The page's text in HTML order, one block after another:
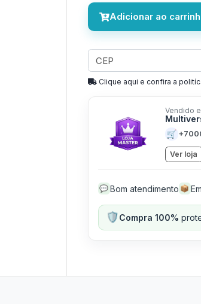
Adicionar ao
Clique aqui e confira a
Vendido
🛒
Ver loja
💬 Bom atendimento 📦
🛡️Compra 100%